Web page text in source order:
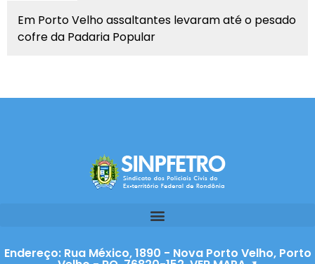
Em Porto Velho assaltantes levaram até o pesado
cofre da Padaria Popular
Endereço: Rua México, 1890 - Nova Porto Velho, Porto